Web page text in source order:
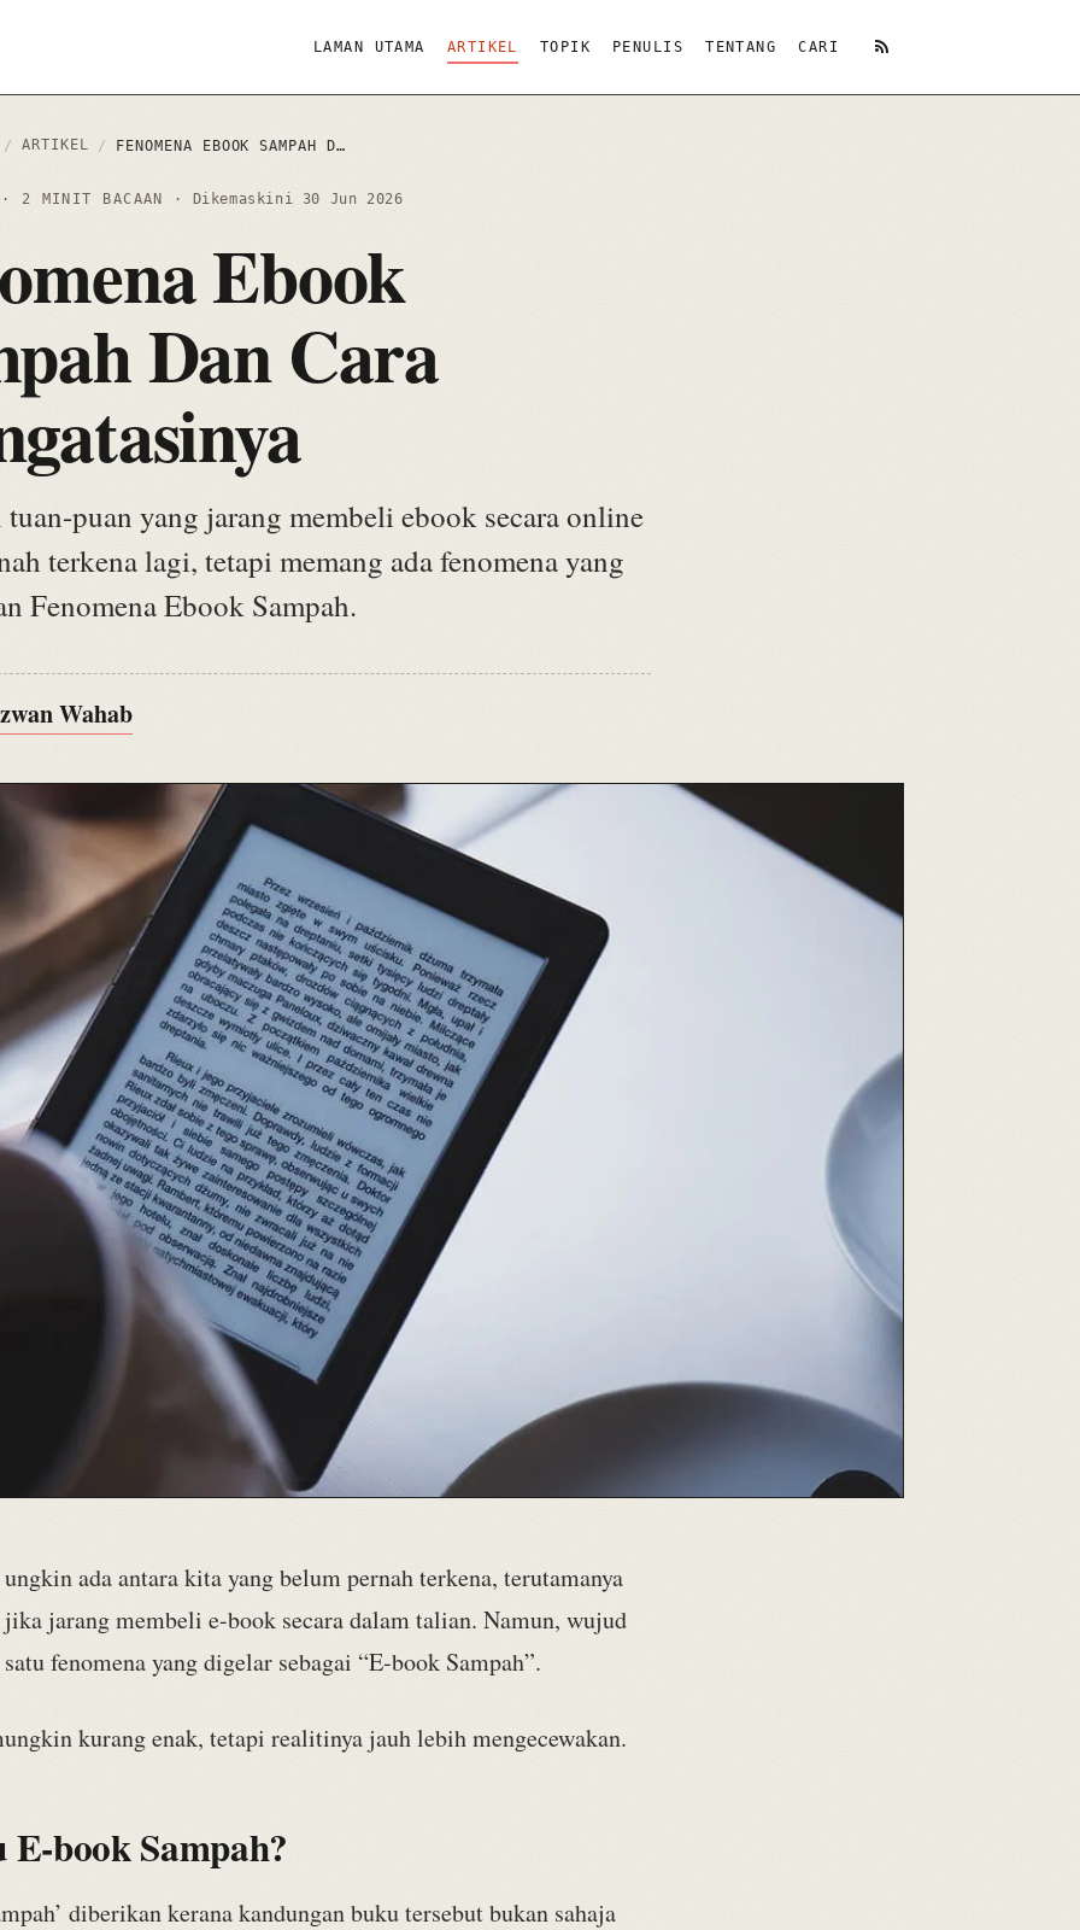
LAMAN UTAMA ARTIKEL TOPIK PENULIS TENTANG CARI
RSS
/ ARTIKEL / FENOMENA EBOOK SAMPAH DAN CARA MENGATASINYA
· 2 MINIT BACAAN · Dikemaskini 30 Jun 2026
Ebook
Dan Cara
puan yang jarang membeli ebook secara online
terkena lagi, tetapi memang ada fenomena yang
Fenomena Ebook Sampah.
Wahab
ungkin ada antara kita yang belum pernah terkena, terutamanya
jika jarang membeli e-book secara dalam talian. Namun, wujud
satu fenomena yang digelar sebagai “E-book Sampah”.
kurang enak, tetapi realitinya jauh lebih mengecewakan.
book Sampah?
diberikan kerana kandungan buku tersebut bukan sahaja